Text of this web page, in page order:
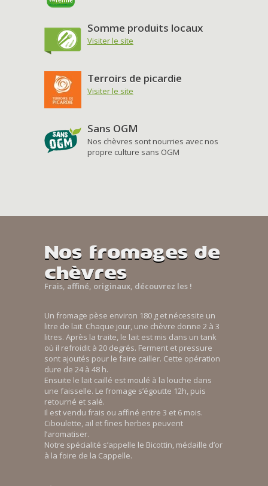
Somme produits locaux
Visiter le site
Terroirs de picardie
Visiter le site
Sans OGM
Nos chèvres sont nourries avec nos
propre culture sans OGM
Nos fromages de
chèvres
Frais, affiné, originaux, découvrez les !
Un fromage pèse environ 180 g et nécessite un
litre de lait. Chaque jour, une chèvre donne 2 à 3
litres. Après la traite, le lait est mis dans un tank
où il refroidit à 20 degrés. Ferment et pressure
sont ajoutés pour le faire cailler. Cette opération
dure de 24 à 48 h.
Ensuite le lait caillé est moulé à la louche dans
une faisselle. Le fromage s’égoutte 12h, puis
retourné et salé.
Il est vendu frais ou affiné entre 3 et 6 mois.
Ciboulette, ail et fines herbes peuvent
l’aromatiser.
Notre spécialité s’appelle le Bicottin, médaille d’or
à la foire de la Cappelle.